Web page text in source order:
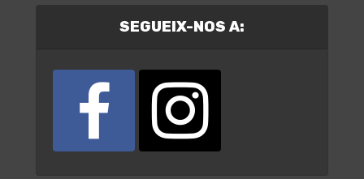
SEGUEIX-NOS A: